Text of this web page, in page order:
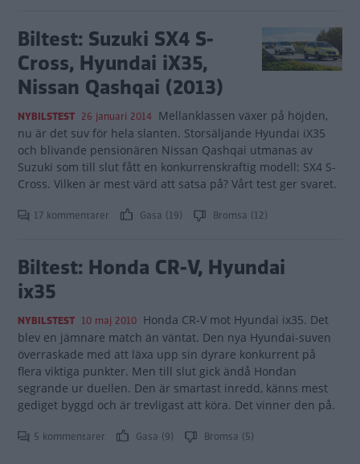
Biltest: Suzuki SX4 S-
Cross, Hyundai iX35,
Nissan Qashqai (2013)
NYBILSTEST 26 januari 2014 Mellanklassen växer på höjden,
nu är det suv för hela slanten. Storsäljande Hyundai iX35
och blivande pensionären Nissan Qashqai utmanas av
Suzuki som till slut fått en konkurrenskraftig modell: SX4 S-
Cross. Vilken är mest värd att satsa på? Vårt test ger svaret.
17 kommentarer Gasa (19) Bromsa (12)
Biltest: Honda CR-V, Hyundai
ix35
NYBILSTEST 10 maj 2010 Honda CR-V mot Hyundai ix35. Det
blev en jämnare match än väntat. Den nya Hyundai-suven
överraskade med att läxa upp sin dyrare konkurrent på
flera viktiga punkter. Men till slut gick ändå Hondan
segrande ur duellen. Den är smartast inredd, känns mest
gediget byggd och är trevligast att köra. Det vinner den på.
5 kommentarer Gasa (9) Bromsa (5)